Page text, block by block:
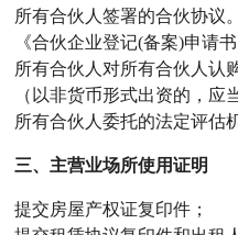
所有合伙人签署的合伙协议。
《合伙企业登记(备案)申请书
所有合伙人对所有合伙人认
（以非货币形式出资的，
所有合伙人委托的法定评估
三、主营业场所使用证明
提交房屋产权证复印件；